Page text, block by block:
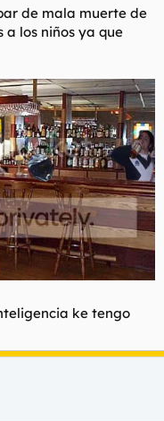
de mala muerte de
a los niños ya que
ke tengo